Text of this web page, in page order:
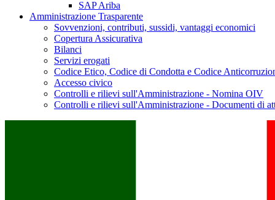
SAP Ariba
Amministrazione Trasparente
Sovvenzioni, contributi, sussidi, vantaggi economici
Copertura Assicurativa
Bilanci
Servizi erogati
Codice Etico, Codice di Condotta e Codice
Accesso civico
Controlli e rilievi sull'Amministrazione - Nomina OIV
Controlli e rilievi sull'Amministrazione - Documenti di